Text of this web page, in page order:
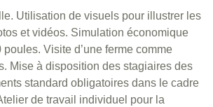
Utilisation de visuels pour illustrer les
et vidéos. Simulation économique
Visite d’une ferme comme
Mise à disposition des stagiaires des
standard obligatoires dans le cadre
de travail individuel pour la